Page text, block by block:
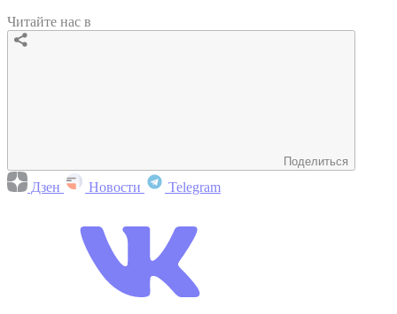
Читайте нас в
Поделиться
Дзен Новости Telegram